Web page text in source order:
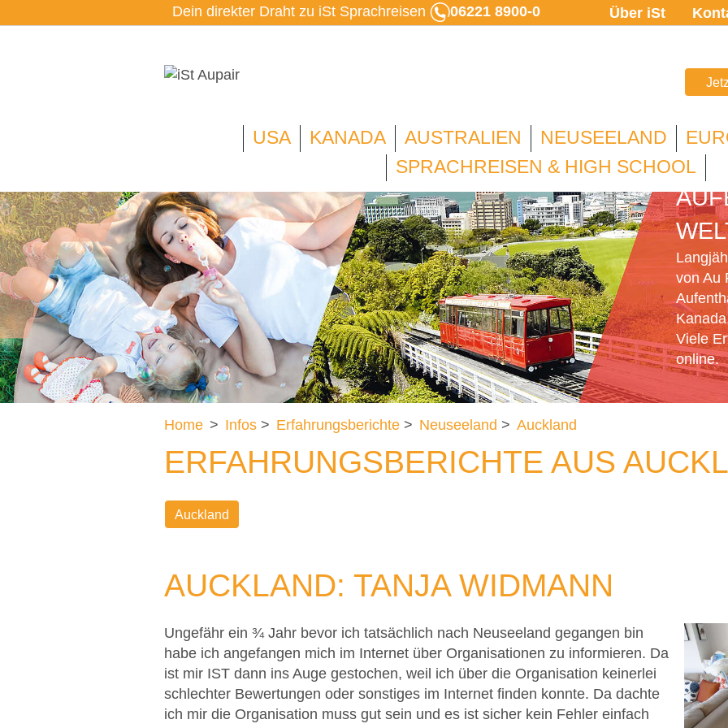
Dein direkter Draht zu iSt Sprachreisen 06221 8900-0 Über iSt
USA KANADA AUSTRALIEN NEUSEELAND
SPRACHREISEN & HIGH SCHOOL
AU
von Au
Viele
online.
Home > Infos > Erfahrungsberichte > Neuseeland > Auckland
ERFAHRUNGSBERICHTE AUS
Auckland
AUCKLAND: TANJA WIDMANN
Ungefähr ein ¾ Jahr bevor ich tatsächlich nach Neuseeland gegangen bin
habe ich angefangen mich im Internet über Organisationen zu informieren. Da
ist mir IST dann ins Auge gestochen, weil ich über die Organisation keinerlei
schlechter Bewertungen oder sonstiges im Internet finden konnte. Da dachte
ich mir die Organisation muss gut sein und es ist sicher kein Fehler einfach